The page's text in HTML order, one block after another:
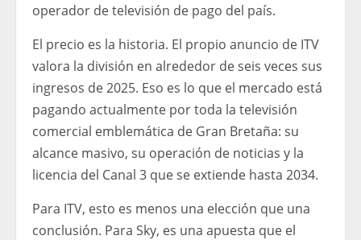
operador de televisión de pago del país.
El precio es la historia. El propio anuncio de ITV
valora la división en alrededor de seis veces sus
ingresos de 2025. Eso es lo que el mercado está
pagando actualmente por toda la televisión
comercial emblemática de Gran Bretaña: su
alcance masivo, su operación de noticias y la
licencia del Canal 3 que se extiende hasta 2034.
Para ITV, esto es menos una elección que una
conclusión. Para Sky, es una apuesta que el